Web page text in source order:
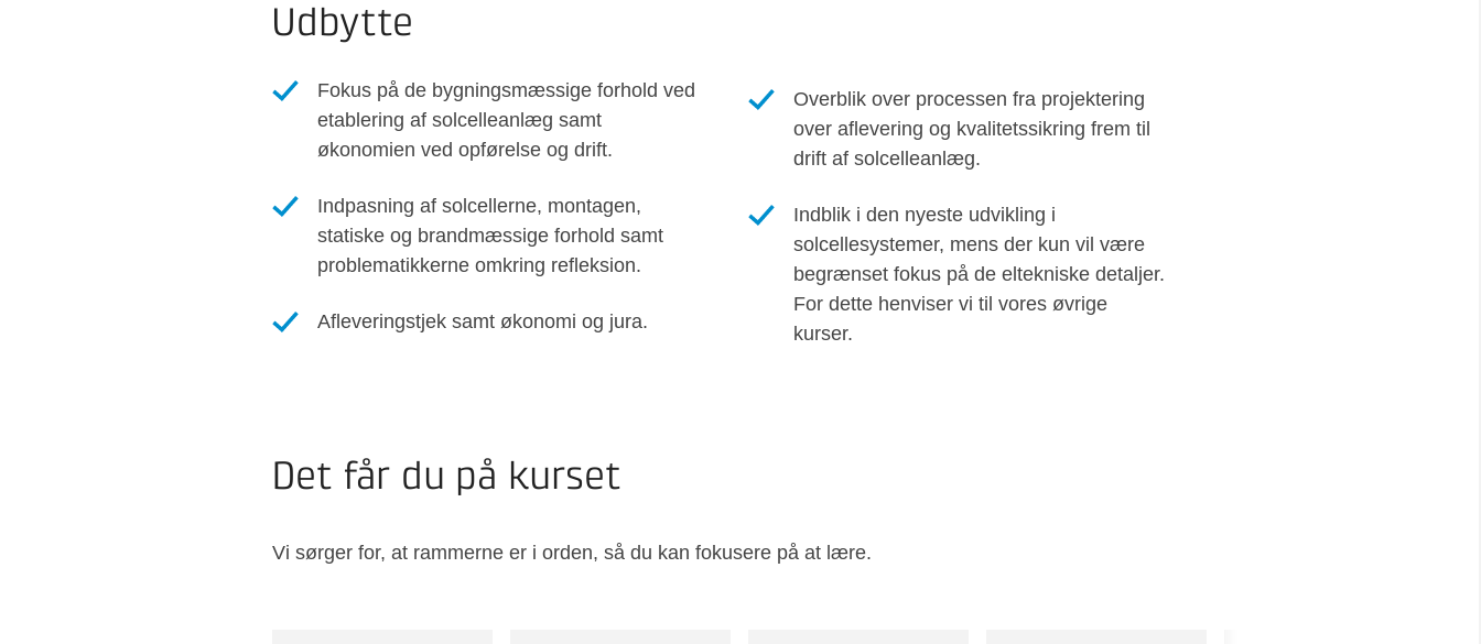
Udbytte
Fokus på de bygningsmæssige forhold ved
etablering af solcelleanlæg samt
økonomien ved opførelse og drift.
Indpasning af solcellerne, montagen,
statiske og brandmæssige forhold samt
problematikkerne omkring refleksion.
Afleveringstjek samt økonomi og jura.
Overblik over processen fra projektering
over aflevering og kvalitetssikring frem til
drift af solcelleanlæg.
Indblik i den nyeste udvikling i
solcellesystemer, mens der kun vil være
begrænset fokus på de eltekniske detaljer.
For dette henviser vi til vores øvrige
kurser.
Det får du på kurset
Vi sørger for, at rammerne er i orden, så du kan fokusere på at lære.